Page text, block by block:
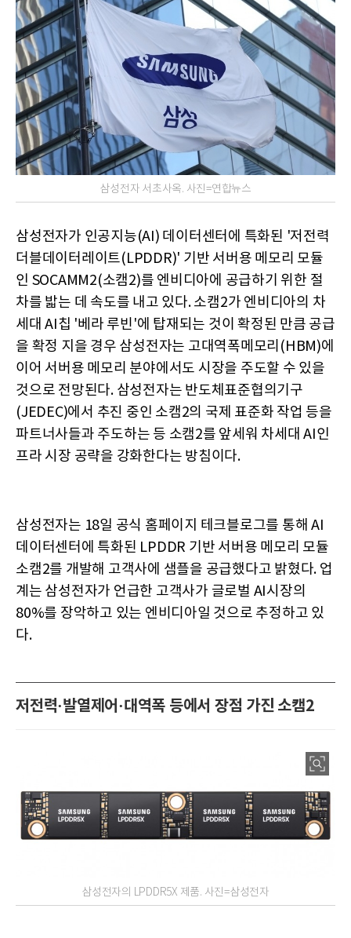
삼성전자 서초사옥. 사진=연합뉴스
삼성전자가 인공지능(AI) 데이터센터에 특화된 '저전력
더블데이터레이트(LPDDR)' 기반 서버용 메모리 모듈
인 SOCAMM2(소캠2)를 엔비디아에 공급하기 위한 절
차를 밟는 데 속도를 내고 있다. 소캠2가 엔비디아의 차
세대 AI칩 '베라 루빈'에 탑재되는 것이 확정된 만큼 공급
을 확정 지을 경우 삼성전자는 고대역폭메모리(HBM)에
이어 서버용 메모리 분야에서도 시장을 주도할 수 있을
것으로 전망된다. 삼성전자는 반도체표준협의기구
(JEDEC)에서 추진 중인 소캠2의 국제 표준화 작업 등을
파트너사들과 주도하는 등 소캠2를 앞세워 차세대 AI인
프라 시장 공략을 강화한다는 방침이다.
삼성전자는 18일 공식 홈페이지 테크블로그를 통해 AI
데이터센터에 특화된 LPDDR 기반 서버용 메모리 모듈
소캠2를 개발해 고객사에 샘플을 공급했다고 밝혔다. 업
계는 삼성전자가 언급한 고객사가 글로벌 AI시장의
80%를 장악하고 있는 엔비디아일 것으로 추정하고 있
다.
저전력·발열제어·대역폭 등에서 장점 가진 소캠2
삼성전자의 LPDDR5X 제품. 사진=삼성전자